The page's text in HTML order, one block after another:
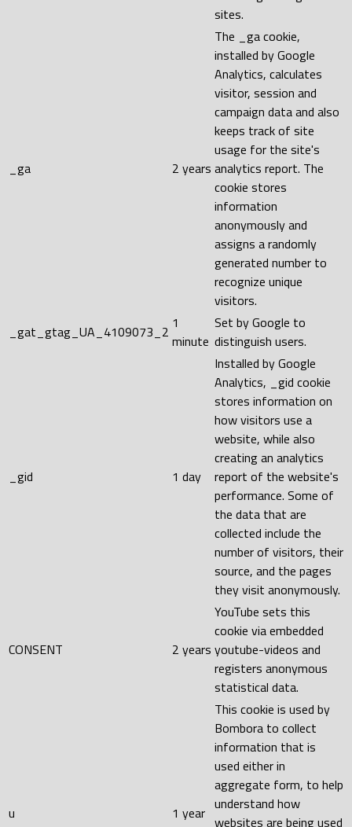
sites.
_ga 2 years
The _ga cookie,
installed by Google
Analytics, calculates
visitor, session and
campaign data and also
keeps track of site
usage for the site's
analytics report. The
cookie stores
information
anonymously and
assigns a randomly
generated number to
recognize unique
visitors.
_gat_gtag_UA_4109073_2 1
minute
Set by Google to
distinguish users.
_gid 1 day
Installed by Google
Analytics, _gid cookie
stores information on
how visitors use a
website, while also
creating an analytics
report of the website's
performance. Some of
the data that are
collected include the
number of visitors, their
source, and the pages
they visit anonymously.
CONSENT 2 years
YouTube sets this
cookie via embedded
youtube-videos and
registers anonymous
statistical data.
u 1 year
This cookie is used by
Bombora to collect
information that is
used either in
aggregate form, to help
understand how
websites are being used